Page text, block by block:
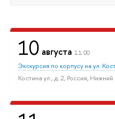
10 августа 11:00
Экскурсия по корпусу на ул.
Костина ул., д. 2, Россия,